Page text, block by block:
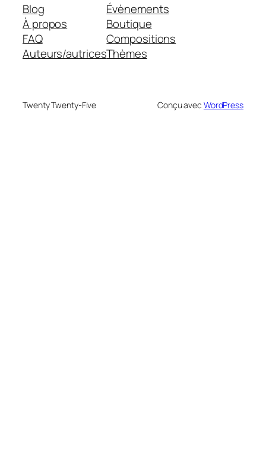
Blog
À propos
FAQ
Auteurs/autrices
Évènements
Boutique
Compositions
Thèmes
Twenty Twenty-Five Conçu avec WordPress